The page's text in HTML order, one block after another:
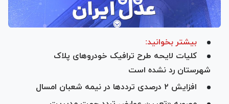
بیشتر بخوانید:
کلیات لایحه طرح ترافیک خودروهای پلاک
شهرستان رد نشده است
افزایش ۲ درصدی تردد‌ها در نیمه شعبان امسال